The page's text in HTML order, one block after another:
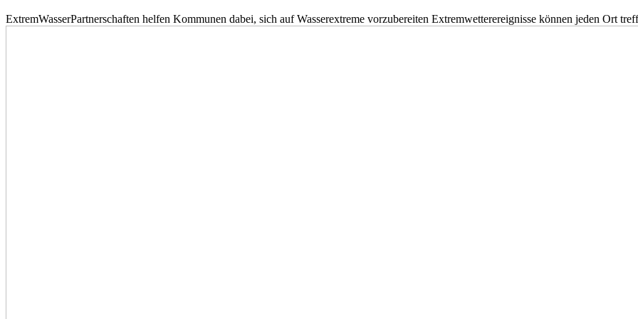
ExtremWasserPartnerschaften helfen Kommunen dabei, sich auf Wasserextreme vorzubereiten Extremwetterereignisse können jeden Ort